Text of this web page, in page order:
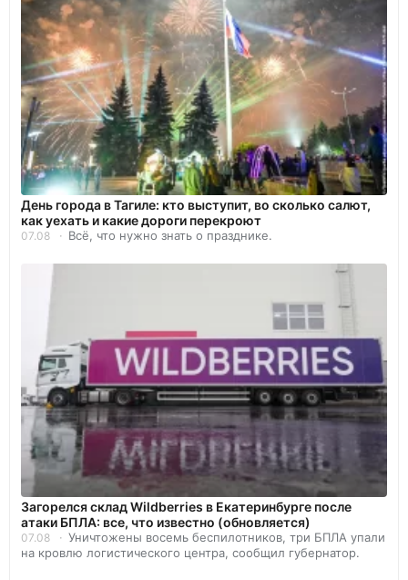
День города в Тагиле: кто выступит, во сколько салют,
как уехать и какие дороги перекроют
07.08 Всё, что нужно знать о празднике.
Загорелся склад Wildberries в Екатеринбурге после
атаки БПЛА: все, что известно (обновляется)
07.08
Уничтожены восемь беспилотников, три БПЛА упали
на кровлю логистического центра, сообщил губернатор.